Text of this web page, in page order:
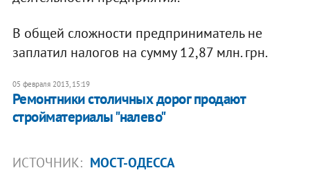
В общей сложности предприниматель не
заплатил налогов на сумму 12,87 млн. грн.
05 февраля 2013, 15:19
Ремонтники столичных дорог продают
стройматериалы "налево"
ИСТОЧНИК: МОСТ-ОДЕССА